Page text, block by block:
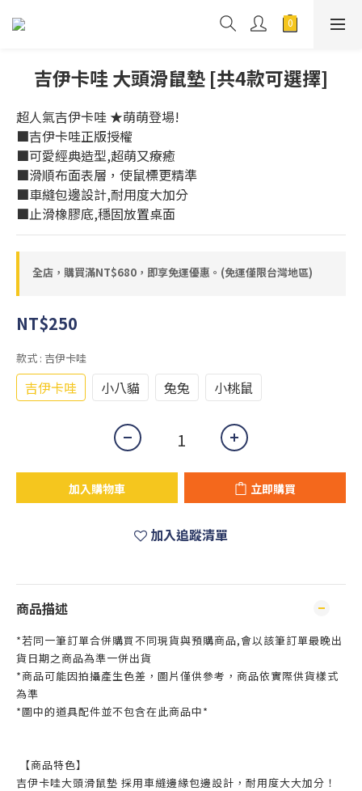
吉伊卡哇 大頭滑鼠墊 [共4款可選擇]
超人氣吉伊卡哇 ★萌萌登場!
■吉伊卡哇正版授權
■可愛經典造型,超萌又療癒
■滑順布面表層，使鼠標更精準
■車縫包邊設計,耐用度大加分
■止滑橡膠底,穩固放置桌面
全店，購買滿NT$680，即享免運優惠。(免運僅限台灣地區)
NT$250
款式 : 吉伊卡哇
吉伊卡哇 小八貓 兔兔 小桃鼠
加入購物車 立即購買
加入追蹤清單
商品描述
*若同一筆訂單合併購買不同現貨與預購商品,會以該筆訂單最晚出
貨日期之商品為準一併出貨
*商品可能因拍攝產生色差，圖片僅供參考，商品依實際供貨樣式
為準
*圖中的道具配件並不包含在此商品中*
【商品特色】
吉伊卡哇大頭滑鼠墊 採用車縫邊緣包邊設計，耐用度大大加分！